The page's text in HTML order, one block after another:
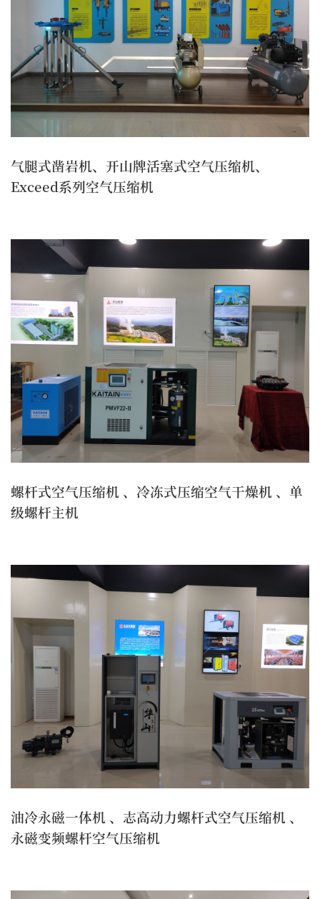
气腿式凿岩机、开山牌活塞式空气压缩机、
Exceed系列空气压缩机
螺杆式空气压缩机 、冷冻式压缩空气干燥机 、单
级螺杆主机
油冷永磁一体机 、志高动力螺杆式空气压缩机 、
永磁变频螺杆空气压缩机